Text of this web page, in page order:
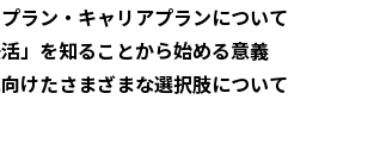
プラン・キャリアプランについて
活」を知ることから始める意義
向けたさまざまな選択肢について